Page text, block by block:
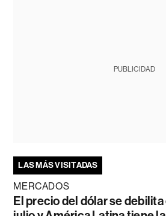
PUBLICIDAD
LAS MÁS VISITADAS
MERCADOS
El precio del dólar se debilita